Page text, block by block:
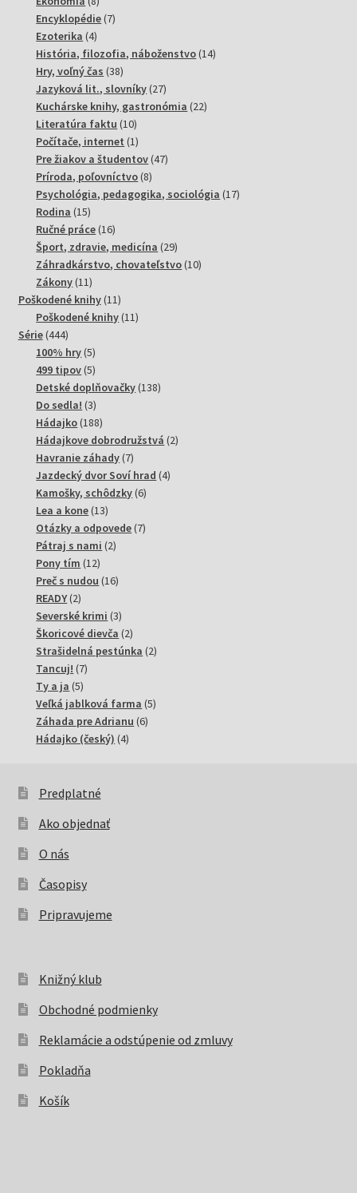
produktov
Encyklopédie 77
Ezoterika 44
produkty
História, filozofia, náboženstvo 1414
Hry, voľný čas 3838
produktov
Jazyková lit., slovníky 2727
produktov
Kuchárske knihy, gastronómia 2222
Literatúra faktu 1010
produktov
Počítače, internet 11
produkt
Pre žiakov a študentov 4747
Príroda, poľovníctvo 88
produktov
Psychológia, pedagogika, sociológia 1717
Rodina 1515
produktov
Ručné práce 1616
produktov
Šport, zdravie, medicína 2929
produktov
Záhradkárstvo, chovateľstvo 1010
Zákony 1111
produktov
Poškodené knihy 1111
produktov
Poškodené knihy 1111
Série 444444
produktov
100% hry 55
produktov
499 tipov 55
produktov
Detské doplňovačky 138138
Do sedla! 33
produkty
Hádajko 188188
produktov
Hádajkove dobrodružstvá 22
Havranie záhady 77
produktov
Jazdecký dvor Soví hrad 44
Kamošky, schôdzky 66
Lea a kone 1313
produktov
Otázky a odpovede 77
Pátraj s nami 22
Pony tím 1212
produktov
Preč s nudou 1616
READY 22
produkty
Severské krimi 33
produkty
Škoricové dievča 22
produkty
Strašidelná pestúnka 22
Tancuj! 77
Ty a ja 55
produktov
Veľká jablková farma 55
Záhada pre Adrianu 66
Hádajko (český) 44
Predplatné
Ako objednať
O nás
Časopisy
Pripravujeme
Knižný klub
Obchodné podmienky
Reklamácie a odstúpenie od zmluvy
Pokladňa
Košík